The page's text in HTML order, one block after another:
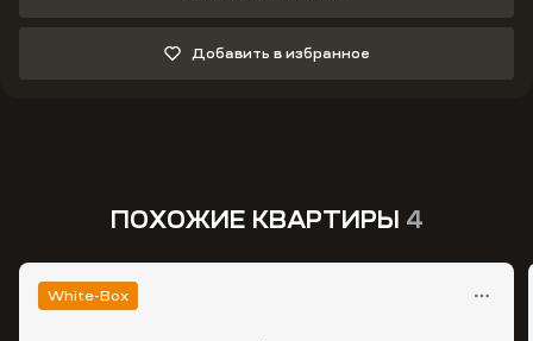
Добавить в избранное
ПОХОЖИЕ КВАРТИРЫ 4
White-Box